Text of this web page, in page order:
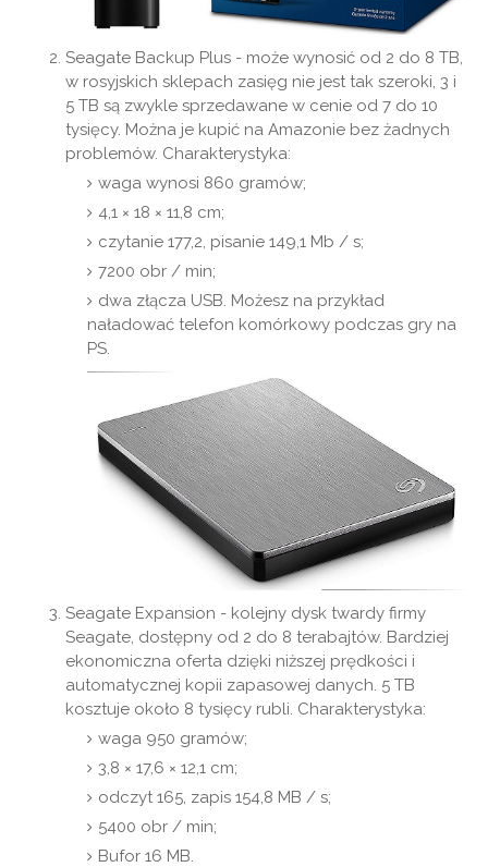
Seagate Backup Plus - może wynosić od 2 do 8 TB,
w rosyjskich sklepach zasięg nie jest tak szeroki, 3 i
5 TB są zwykle sprzedawane w cenie od 7 do 10
tysięcy. Można je kupić na Amazonie bez żadnych
problemów. Charakterystyka:
waga wynosi 860 gramów;
4,1 × 18 × 11,8 cm;
czytanie 177,2, pisanie 149,1 Mb / s;
7200 obr / min;
dwa złącza USB. Możesz na przykład
naładować telefon komórkowy podczas gry na
PS.
Seagate Expansion - kolejny dysk twardy firmy
Seagate, dostępny od 2 do 8 terabajtów. Bardziej
ekonomiczna oferta dzięki niższej prędkości i
automatycznej kopii zapasowej danych. 5 TB
kosztuje około 8 tysięcy rubli. Charakterystyka:
waga 950 gramów;
3,8 × 17,6 × 12,1 cm;
odczyt 165, zapis 154,8 MB / s;
5400 obr / min;
Bufor 16 MB.